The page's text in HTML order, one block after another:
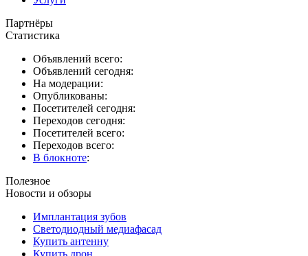
Партнёры
Статистика
Объявлений всего:
Объявлений сегодня:
На модерации:
Опубликованы:
Посетителей сегодня:
Переходов сегодня:
Посетителей всего:
Переходов всего:
В блокноте:
Полезное
Новости и обзоры
Имплантация зубов
Светодиодный медиафасад
Купить антенну
Купить дрон